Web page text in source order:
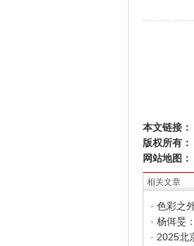
本文链接：
版权所有：
网站地图：
相关文章